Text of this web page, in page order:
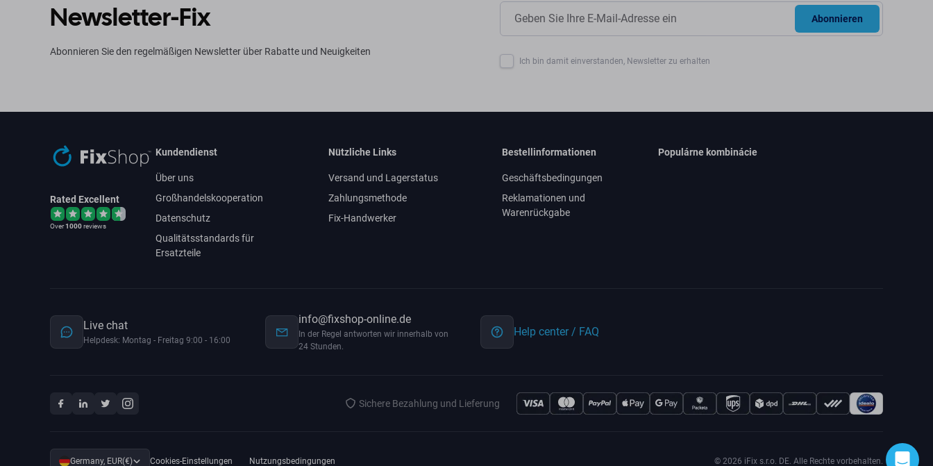
Newsletter-Fix
Abonnieren Sie den regelmäßigen Newsletter über Rabatte und Neuigkeiten
Abonnieren
Ich bin damit einverstanden, Newsletter zu erhalten
Rated Excellent
Over1000reviews
Kundendienst
Über uns
Großhandelskooperation
Datenschutz
Qualitätsstandards für
Ersatzteile
Nützliche Links
Versand und Lagerstatus
Zahlungsmethode
Fix-Handwerker
Bestellinformationen
Geschäftsbedingungen
Reklamationen und
Warenrückgabe
Populárne kombinácie
Live chat
Helpdesk: Montag - Freitag 9:00 - 16:00
info@fixshop-online.de
In der Regel antworten wir innerhalb von
24 Stunden.
Help center / FAQ
Sichere Bezahlung und Lieferung
Germany, EUR(€) Cookies-Einstellungen Nutzungsbedingungen © 2026 iFix s.r.o. DE. Alle Rechte vorbehalten.